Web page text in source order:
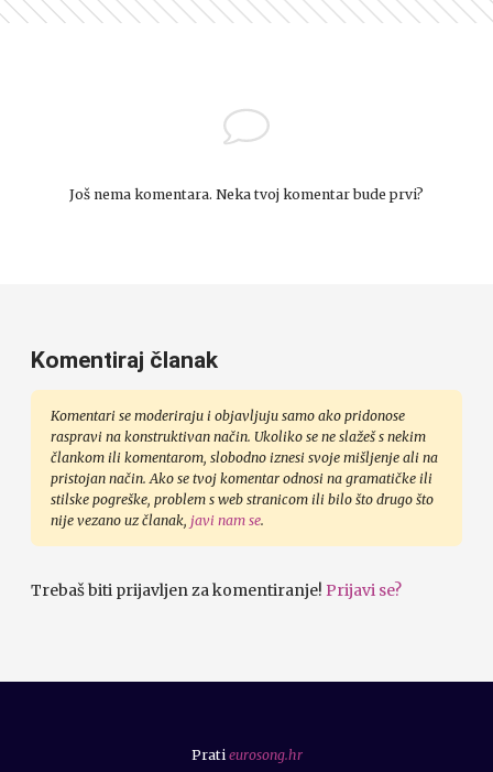
Još nema komentara. Neka tvoj komentar bude prvi?
Komentiraj članak
Komentari se moderiraju i objavljuju samo ako pridonose
raspravi na konstruktivan način. Ukoliko se ne slažeš s nekim
člankom ili komentarom, slobodno iznesi svoje mišljenje ali na
pristojan način. Ako se tvoj komentar odnosi na gramatičke ili
stilske pogreške, problem s web stranicom ili bilo što drugo što
nije vezano uz članak, javi nam se.
Trebaš biti prijavljen za komentiranje! Prijavi se?
Prati eurosong.hr